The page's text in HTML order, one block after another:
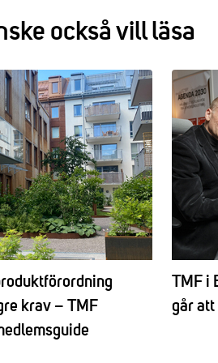
också vill läsa
krav – TMF
TMF
går